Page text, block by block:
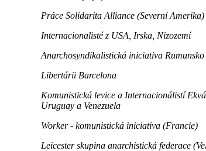
Práce Solidarita Alliance (Severní Amerika)
Internacionalisté z USA, Irska, Nizozemí
Anarchosyndikalistická iniciativa Rumunsko
Libertárii Barcelona
Komunistická levice a Internacionálistí
Uruguay a Venezuela
Worker - komunistická iniciativa (Francie)
Leicester skupina anarchistická federace